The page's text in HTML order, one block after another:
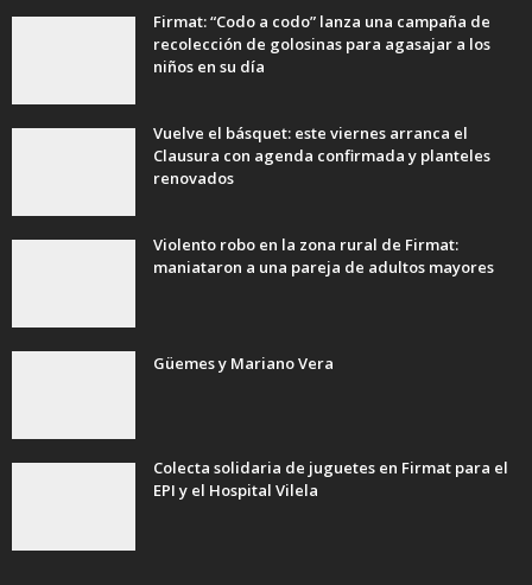
Firmat: “Codo a codo” lanza una campaña de
recolección de golosinas para agasajar a los
niños en su día
Vuelve el básquet: este viernes arranca el
Clausura con agenda confirmada y planteles
renovados
Violento robo en la zona rural de Firmat:
maniataron a una pareja de adultos mayores
Güemes y Mariano Vera
Colecta solidaria de juguetes en Firmat para el
EPI y el Hospital Vilela